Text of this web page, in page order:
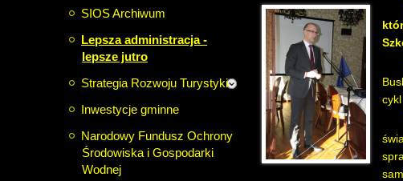
SIOS Archiwum
Lepsza administracja -
lepsze jutro
Strategia Rozwoju Turystyki
Inwestycje gminne
Narodowy Fundusz Ochrony
Środowiska i Gospodarki
Wodnej